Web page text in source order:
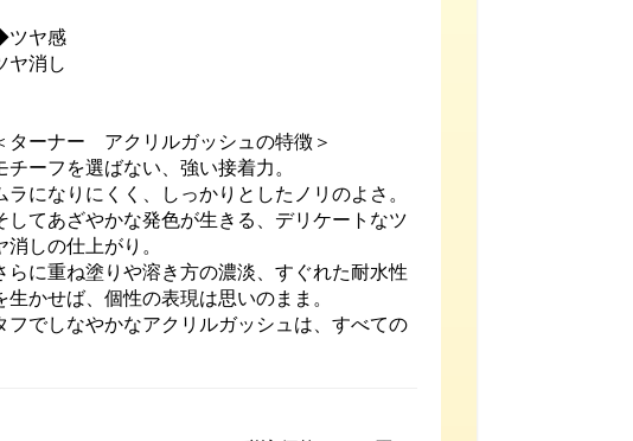
ヤ感
ヤ消し
ターナー アクリルガッシュの特徴＞
チーフを選ばない、強い接着力。
ラになりにくく、しっかりとしたノリのよさ。
してあざやかな発色が生きる、デリケートなツ
消しの仕上がり。
らに重ね塗りや溶き方の濃淡、すぐれた耐水性
生かせば、個性の表現は思いのまま。
フでしなやかなアクリルガッシュは、すべての